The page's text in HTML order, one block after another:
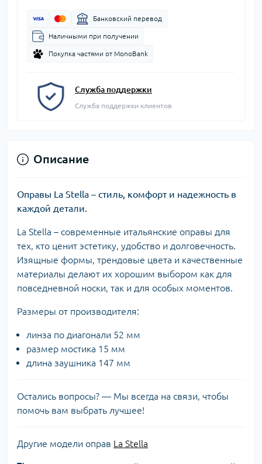
Банковский перевод
Наличными при получении
Покупка частями от MonoBank
Служба поддержки
Служба поддержки клиентов
Описание
Оправы La Stella – стиль, комфорт и надежность в
каждой детали.
La Stella – современные итальянские оправы для
тех, кто ценит эстетику, удобство и долговечность.
Изящные формы, трендовые цвета и качественные
материалы делают их хорошим выбором как для
повседневной носки, так и для особых моментов.
Размеры от производителя:
линза по диагонали 52 мм
размер мостика 15 мм
длина заушника 147 мм
Остались вопросы? — Мы всегда на связи, чтобы
помочь вам выбрать лучшее!
Другие модели оправ La Stella